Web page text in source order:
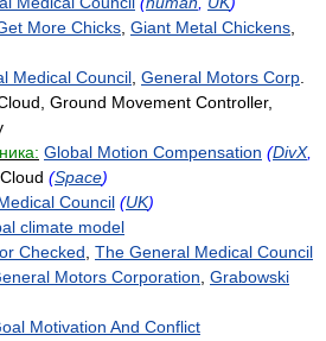
More Chicks Giant Metal Chickens
Medical Council General Motors Corp
Ground Movement Controller,
Global Motion Compensation (DivX,
(Space)
Council (UK)
climate model
Checked The General Medical Council
Motors Corporation Grabowski
Motivation And Conflict